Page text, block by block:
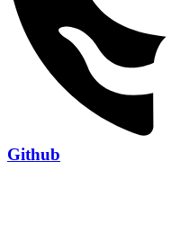
Github